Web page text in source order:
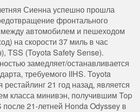
Сиенна успешно прошла
фронтального
между автомобилем и пешеходом
на скорости 37 миль в час
TSS (Toyota Safety Sense).
замедляет/останавливается
требуемого IIHS. Toyota
21 год назад, является
класса минивэн, получившим Top
после 21-летней Honda Odyssey в